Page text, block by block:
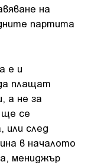
на
партита
е и
плащат
а не за
ще се
или след
в началото
мениджър